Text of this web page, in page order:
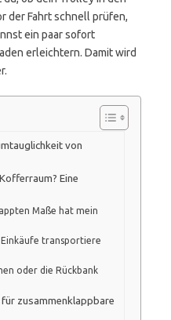
der Fahrt schnell prüfen,
ein paar sofort
erleichtern. Damit wird
von
Eine
Maße hat mein
transportiere
oder die Rückbank
zusammenklappbare